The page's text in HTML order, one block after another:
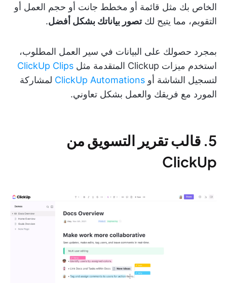
الخاص بك مثل قائمة أو مخطط جانت أو حجم العمل أو
التقويم، مما يتيح لكتصور بياناتك بشكل أفضل.
بمجرد حصولك على البيانات في سير العمل المطلوب،
استخدم ميزات Clickup المتقدمة مثل
ClickUp Clips
لتسجيل الشاشة أو ClickUp Automations لمشاركة
المورد مع فريقك والعمل بشكل تعاوني.
5. قالب تقرير التسويق من
ClickUp